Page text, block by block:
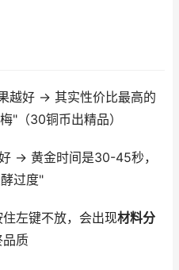
越好 → 其实性价比最高的
"（30铜币出精品）
→ 黄金时间是30-45秒，
过度"
左键不放，会出现材料分
品质